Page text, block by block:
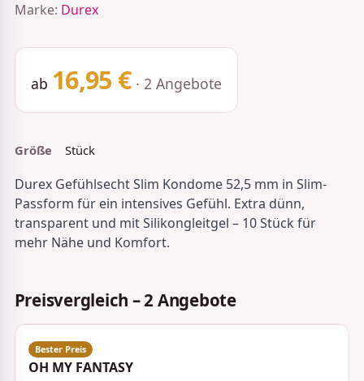
Marke: Durex
ab 16,95 € · 2 Angebote
Größe Stück
Durex Gefühlsecht Slim Kondome 52,5 mm in Slim-
Passform für ein intensives Gefühl. Extra dünn,
transparent und mit Silikongleitgel – 10 Stück für
mehr Nähe und Komfort.
Preisvergleich – 2 Angebote
OH MY FANTASY